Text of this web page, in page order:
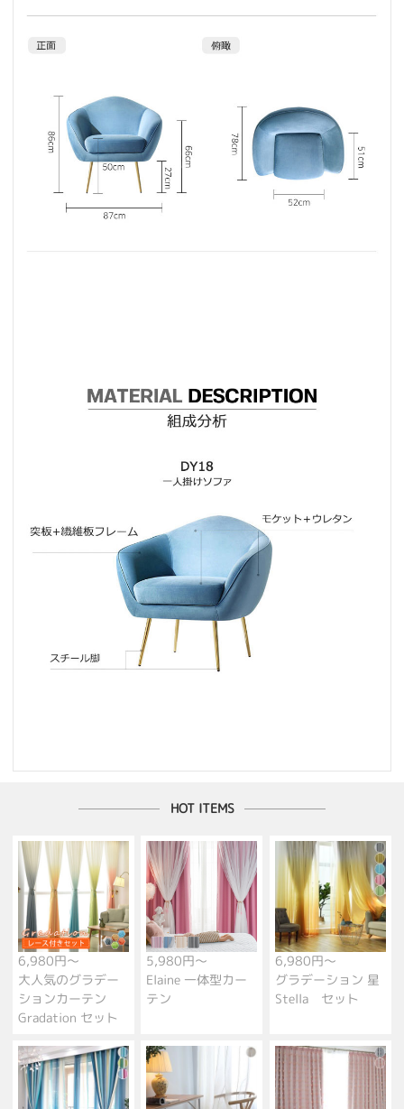
HOT ITEMS
6,980円～
大人気のグラデー
ションカーテン
Gradation セット
5,980円～
Elaine 一体型カー
テン
6,980円～
グラデーション 星
Stella セット